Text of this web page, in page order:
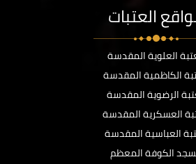
العتبات
العلوية المقدسة
الكاظمية المقدسة
الرضوية المقدسة
العسكرية المقدسة
العباسية المقدسة
الكوفة المعظم